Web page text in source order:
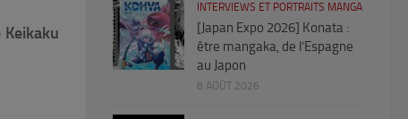
Keikaku
INTERVIEWS ET PORTRAITS MANGA
[Japan Expo 2026] Konata :
être mangaka, de l’Espagne
au Japon
8 AOÛT 2026